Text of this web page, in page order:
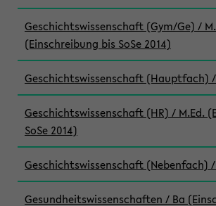
Geschichtswissenschaft (Gym/Ge) /
(Einschreibung bis SoSe 2014)
Geschichtswissenschaft (Hauptfach)
Geschichtswissenschaft (HR) / M.Ed.
SoSe 2014)
Geschichtswissenschaft (Nebenfach)
Gesundheitswissenschaften / Ba